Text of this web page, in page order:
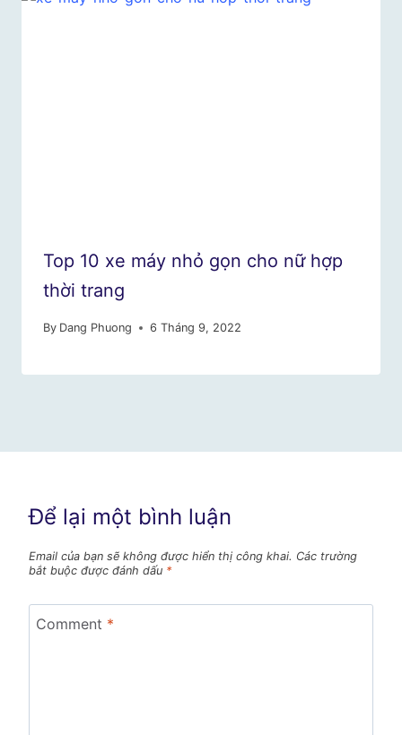
Top 10 xe máy nhỏ gọn cho nữ hợp
thời trang
By Dang Phuong 6 Tháng 9, 2022
Để lại một bình luận
Email của bạn sẽ không được hiển thị công khai. Các trường
bắt buộc được đánh dấu *
Comment *